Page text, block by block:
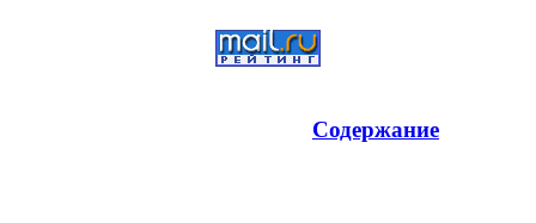
Содержание